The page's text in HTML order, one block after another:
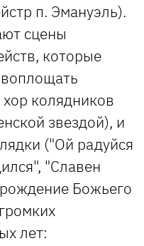
п. Эмануэль).
сцены
которые
колядников
звездой), и
("Ой радуйся
"Славен
Божьего
лет: